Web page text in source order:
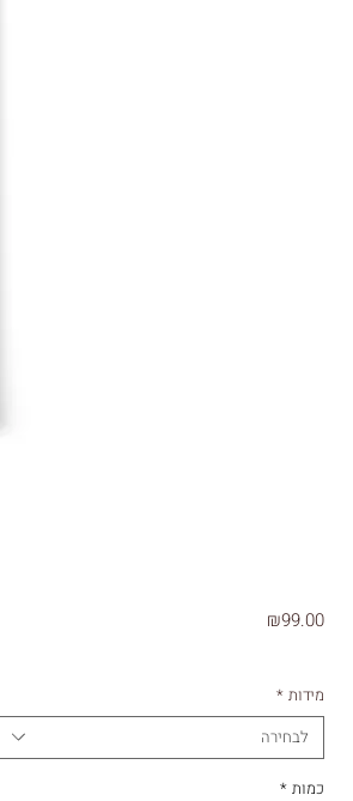
₪99.00
מידות *
לבחירה
כמות *